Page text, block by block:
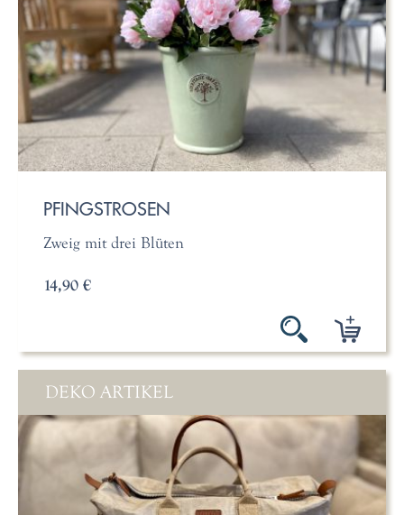
PFINGSTROSEN
Zweig mit drei Blüten
14,90 €
DEKO ARTIKEL